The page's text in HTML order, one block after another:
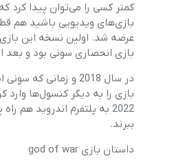
بازی انحصاری سونی بود و بعد از موفقیت در پلی استیشن 2
2022 به پلتفرم اندروید
ببرند.
داستان بازی god of war